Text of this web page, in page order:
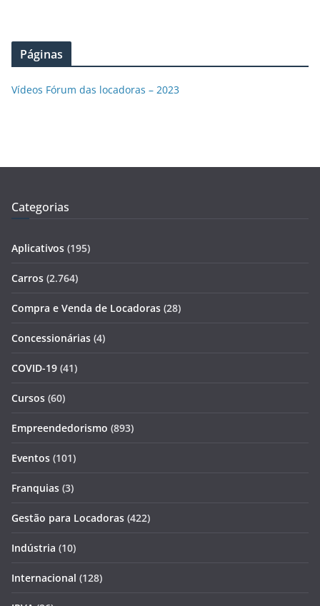
Páginas
Vídeos Fórum das locadoras – 2023
Categorias
Aplicativos (195)
Carros (2.764)
Compra e Venda de Locadoras (28)
Concessionárias (4)
COVID-19 (41)
Cursos (60)
Empreendedorismo (893)
Eventos (101)
Franquias (3)
Gestão para Locadoras (422)
Indústria (10)
Internacional (128)